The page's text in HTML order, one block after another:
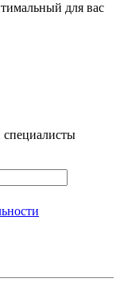
для вас
специалисты